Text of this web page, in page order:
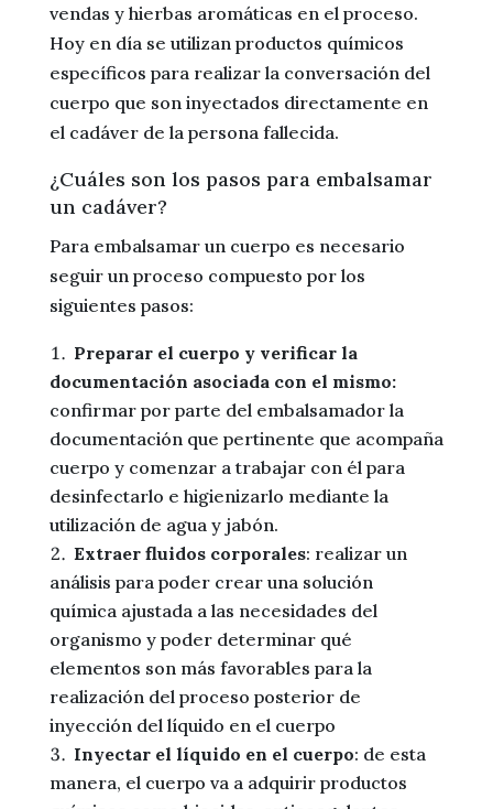
vendas y hierbas aromáticas en el proceso.
Hoy en día se utilizan productos químicos
específicos para realizar la conversación del
cuerpo que son inyectados directamente en
el cadáver de la persona fallecida.
¿Cuáles son los pasos para embalsamar
un cadáver?
Para embalsamar un cuerpo es necesario
seguir un proceso compuesto por los
siguientes pasos:
Preparar el cuerpo y verificar la
documentación asociada con el mismo:
confirmar por parte del embalsamador la
documentación que pertinente que acompaña
cuerpo y comenzar a trabajar con él para
desinfectarlo e higienizarlo mediante la
utilización de agua y jabón.
Extraer fluidos corporales: realizar un
análisis para poder crear una solución
química ajustada a las necesidades del
organismo y poder determinar qué
elementos son más favorables para la
realización del proceso posterior de
inyección del líquido en el cuerpo
Inyectar el líquido en el cuerpo: de esta
manera, el cuerpo va a adquirir productos